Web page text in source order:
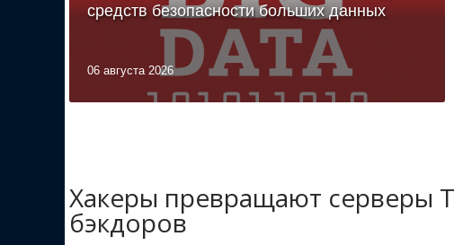
средств безопасности больших данных
06 августа 2026
Хакеры превращают серверы
бэкдоров